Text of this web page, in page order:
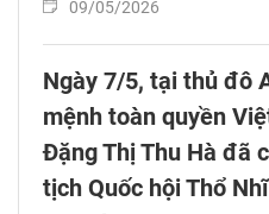
09/05/2026
Ngày 7/5, tại thủ đô
mệnh toàn quyền
Đặng Thị Thu Hà đã
tịch Quốc hội Thổ